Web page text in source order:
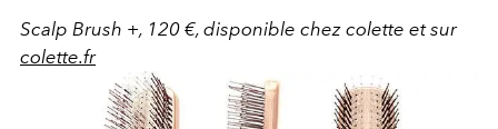
Scalp Brush +, 120 €, disponible chez colette et sur
colette.fr